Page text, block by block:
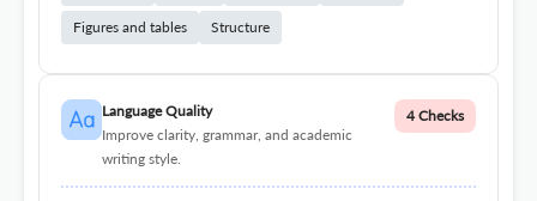
Figures and tables Structure
Language Quality
Improve clarity, grammar, and academic
writing style.
4 Checks